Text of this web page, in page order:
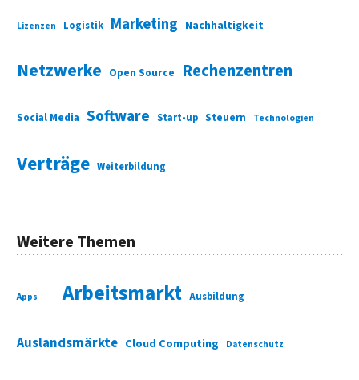
Lizenzen Logistik Marketing Nachhaltigkeit
Netzwerke Open Source Rechenzentren
Social Media Software Start-up Steuern Technologien
Verträge Weiterbildung
Weitere Themen
Apps Arbeitsmarkt Ausbildung
Auslandsmärkte Cloud Computing Datenschutz